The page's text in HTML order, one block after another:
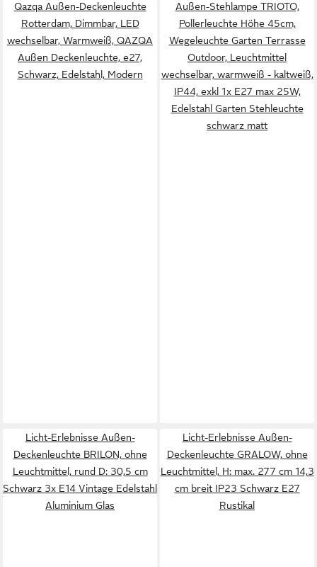
Qazqa Außen-Deckenleuchte
Rotterdam, Dimmbar, LED
wechselbar, Warmweiß, QAZQA
Außen Decken­leuchte, e27,
Schwarz, Edelstahl, Modern
Außen-Stehlampe TRIOTO,
Pollerleuchte Höhe 45cm,
Wegeleuchte Garten Terrasse
Outdoor, Leuchtmittel
wechselbar, warmweiß - kaltweiß,
IP44, exkl 1x E27 max 25W,
Edelstahl Garten Stehleuchte
schwarz matt
Licht-Erlebnisse Außen-
Deckenleuchte BRILON, ohne
Leuchtmittel, rund D: 30,5 cm
Schwarz 3x E14 Vintage Edelstahl
Aluminium Glas
Licht-Erlebnisse Außen-
Deckenleuchte GRALOW, ohne
Leuchtmittel, H: max. 277 cm 14,3
cm breit IP23 Schwarz E27
Rustikal